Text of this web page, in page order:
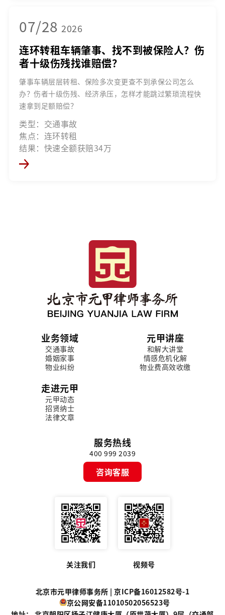
07/28 2026
连环转租车辆肇事、找不到被保险人？伤
者十级伤残找谁赔偿？
肇事车辆层层转租、保险多次变更查不到承保公司怎么
办？伤者十级伤残、经济承压，怎样才能跳过繁琐流程快
速拿到足额赔偿？
类型：交通事故
焦点：连环转租
结果：快速全额获赔34万
业务领域
交通事故
婚姻家事
物业纠纷
元甲讲座
和解大讲堂
情感危机化解
物业费高效收缴
走进元甲
元甲动态
招贤纳士
法律文章
服务热线
400 999 2039
咨询客服
关注我们 视频号
北京市元甲律师事务所 |京ICP备16012582号-1
京公网安备11010502056523号